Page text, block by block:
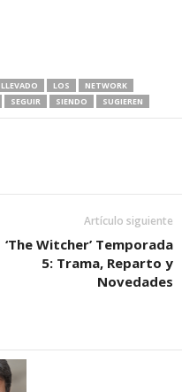
LLEVADO LOS
NETWORK
SEGUIR SIENDO SUGIEREN
Artículo siguiente
‘The Witcher’ Temporada
5: Trama, Reparto y
Novedades